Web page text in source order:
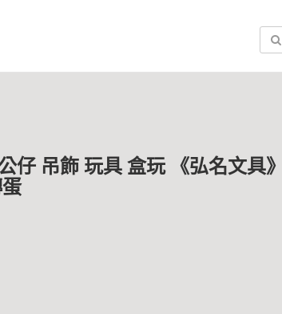
搜尋
仔 吊飾 玩具 盒玩 《弘名文具》